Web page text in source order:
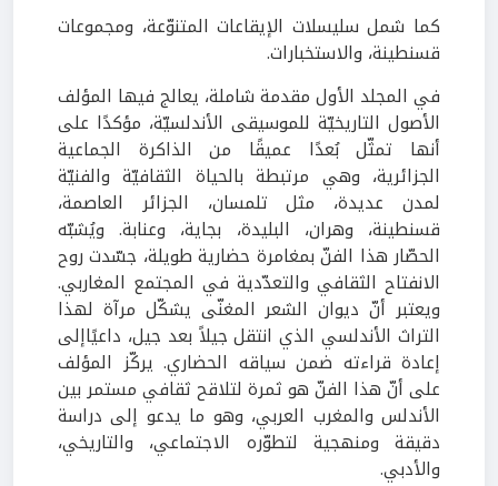
كما شمل سليسلات الإيقاعات المتنوّعة، ومجموعات
قسنطينة، والاستخبارات.
في المجلد الأول مقدمة شاملة، يعالج فيها المؤلف
الأصول التاريخيّة للموسيقى الأندلسيّة، مؤكدًا على
أنها تمثّل بُعدًا عميقًا من الذاكرة الجماعية
الجزائرية، وهي مرتبطة بالحياة الثقافيّة والفنيّة
لمدن عديدة، مثل تلمسان، الجزائر العاصمة،
قسنطينة، وهران، البليدة، بجاية، وعنابة. ويُشبّه
الحصّار هذا الفنّ بمغامرة حضارية طويلة، جسّدت روح
الانفتاح الثقافي والتعدّدية في المجتمع المغاربي.
ويعتبر أنّ ديوان الشعر المغنّى يشكّل مرآة لهذا
التراث الأندلسي الذي انتقل جيلاً بعد جيل، داعيًاإلى
إعادة قراءته ضمن سياقه الحضاري. يركّز المؤلف
على أنّ هذا الفنّ هو ثمرة لتلاقح ثقافي مستمر بين
الأندلس والمغرب العربي، وهو ما يدعو إلى دراسة
دقيقة ومنهجية لتطوّره الاجتماعي، والتاريخي،
والأدبي.